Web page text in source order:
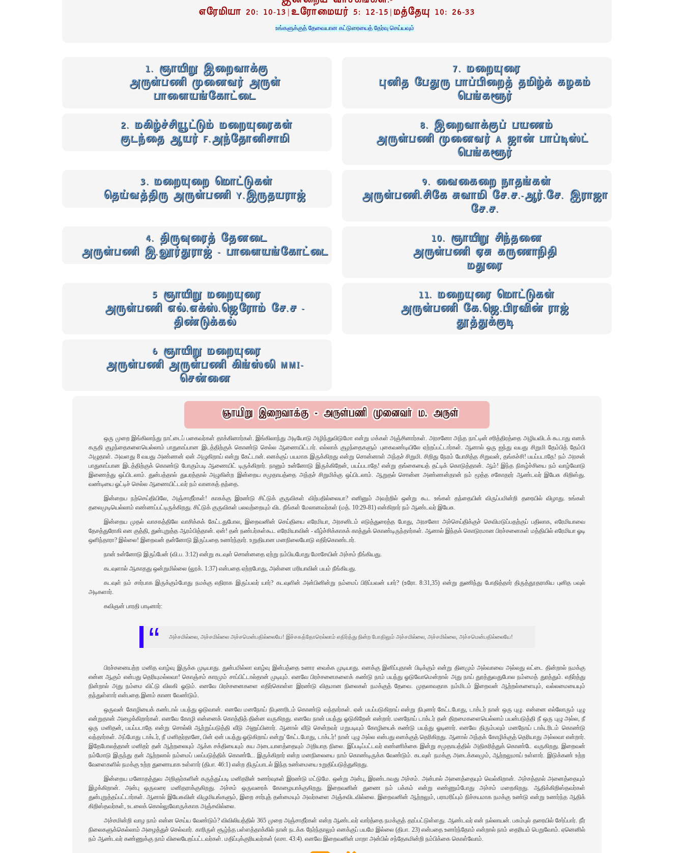
எரேமியா 20: 10-13|உரோமையர் 5: 12-15|மத்தேயு 10: 26-33
உங்களுக்குத் தேவையான கட்டுரையைத் தேர்வு செய்யவும்
1. ஞாயிறு இறைவாக்கு
அருள்பணி முனைவர் அருள்
பாளையங்கோட்டை
7. மறையுரை
புனித பேதுரு பாப்பிறைத்‌ தமிழ்க்‌ கழகம்‌
பெங்களூர்
2. மகிழ்ச்சியூட்டும் மறையுரைகள்
குடந்தை ஆயர் F.அந்தோனிசாமி
8. இறைவாக்குப் பயணம்
அருள்பணி முனைவர் A ஜான் பாப்டிஸ்ட் ‌
பெங்களூர்
3. மறையுறை மொட்டுகள்
தெய்வத்திரு அருள்பணி Y.இருதயராஜ்
9. வைகைறை நாதங்கள்
அருள்பணி.சிகே சுவாமி சே.ச.-ஆர்.சே. இராஜா
சே.ச.
4. திருவுரைத் தேனடை
அருள்பணி இ.லூர்துராஜ் - பாளையங்கோட்டை
10. ஞாயிறு சிந்தனை
அருள்பணி ஏசு கருணாநிதி
மதுரை
5 ஞாயிறு மறையுரை
அருள்பணி எல்.எக்ஸ்.ஜெரோம் சே.ச -
திண்டுக்கல்
11. மறையுரை மொட்டுகள்
அருள்பணி கே.ஜெ.பிரவின் ராஜ்
தூத்துக்குடி
6 ஞாயிறு மறையுரை
அருள்பணி அருள்பணி கிங்ஸ்லி MMI-
சென்னை
ஒரு முறை இங்கிலாந்து நாட்டைப்‌ பகைவர்கள்‌ தாக்கினார்கள்‌. இங்கிலாந்து அடியோடு அழிந்துவிடுமோ என்று மக்கள்‌ அஞ்சினார்கள்‌. அரசனோ அந்த நாட்டின்‌ சரித்திரத்தை அழியவிடக்‌ கூடாது எனக்‌
கருதி குழந்தைகளையெல்லாம்‌ பாதுகாப்பான இடத்திற்குக்‌ கொண்டு செல்ல ஆணையிட்டார்‌. எல்லாக்‌ குழந்தைகளும்‌ புகைவண்டியிலே ஏற்றப்பட்டார்கள்‌. ஆனால்‌ ஒரு ஐந்து வயது சிறுமி தேம்பித்‌ தேம்பி
அழுதாள்‌. அவளது 8 வயது அண்ணன்‌ ஏன்‌ அழுகிறாய்‌ என்று கேட்டான்‌. எனக்குப்‌ பயமாக இருக்கிறது என்று சொன்னாள்‌ அந்தச்‌ சிறுமி. சிறிது நேரம்‌ யோசித்த சிறுவன்‌, தங்கச்சி! பயப்படாதே! நம்‌ அரசன்‌
பாதுகாப்பான இடத்திற்குக்‌ கொண்டு போகும்படி ஆணையிட்‌ டிருக்கிறார்‌. நானும்‌ உன்னோடு இருக்கிறேன்‌, பயப்படாதே! என்று தங்கையைத்‌ தட்டிக்‌ கொடுத்தான்‌. ஆம்‌! இந்த நிகழ்ச்சியை நம்‌ வாழ்வோடு
இணைத்து ஒப்பிடலாம்‌. துன்பத்தால்‌ துயரத்தால்‌ அழுகின்ற இன்றைய சமுதாயத்தை அந்தச்‌ சிறுமிக்கு ஒப்பிடலாம்‌. ஆறுதல்‌ சொன்ன அண்ணன்தான்‌ நம்‌ மூத்த சகோதரர்‌ ஆண்டவர்‌ இயேசு கிறிஸ்து.
வண்டியை ஓட்டிச்‌ செல்ல ஆணையிட்டவர்‌ நம்‌ வானகத்‌ தந்தை.
இன்றைய நற்செய்தியிலே, அஞ்சாதீர்கள்‌! காசுக்கு இரண்டு சிட்டுக்‌ குருவிகள்‌ விற்பதில்லையா? எனினும்‌ அவற்றில்‌ ஒன்று கூட உங்கள்‌ தந்தையின்‌ விருப்பமின்றி தரையில்‌ விழாது. உங்கள்‌
தலைமுடியெல்லாம்‌ எண்ணப்பட்டிருக்கிறது. சிட்டுக்‌ குருவிகள்‌ பலவற்றையும்‌ விட நீங்கள்‌ மேலானவர்கள்‌ (மத்‌. 10:29-81) என்கிறார்‌ நம்‌ ஆண்டவர்‌ இயேசு.
இன்றைய முதல்‌ வாசகத்திலே வாசிக்கக்‌ கேட்டதுபோல, இறைவனின்‌ செய்தியை எரேமியா, அரசனிடம்‌ எடுத்துரைத்த போது, அரசனோ அச்செய்திக்குச்‌ செவிமடுப்பதற்குப்‌ பதிலாக, எரேமியாவை
தேசத்துரோகி என குத்தி, துன்புறுத்த ஆரம்பித்தான்‌. ஏன்‌! தன்‌ நண்பர்கள்கூட எரேமியாவின்‌ - வீழ்ச்சிக்காகக்‌ காத்துக்‌ கொண்டிருந்தார்கள்‌. ஆனால்‌ இந்தக்‌ கொடுரமான பிரச்சனைகள்‌ மத்தியில்‌ எரேமியா ஓடி
ஒளிந்தாரா? இல்லை! இறைவன்‌ தன்னோடு இருப்பதை உணர்ந்தார்‌. உறுதியான மனநிலையோடு எதிர்கொண்டார்‌.
நான்‌ உன்னோடு இருப்பேன்‌ (வி.ப. 3:12) என்று கடவுள்‌ சொன்னதை ஏற்று நம்பியபோது மோசேயின்‌ அச்சம்‌ நீங்கியது.
கடவுளால்‌ ஆகாதது ஒன்றுமில்லை (லூக்‌. 1:37) என்பதை ஏற்றபோது, அன்னை மரியாவின்‌ பயம்‌ நீங்கியது.
கடவுள்‌ நம்‌ சார்பாக இருக்கும்போது நமக்கு எதிராக இருப்பவர்‌ யார்‌? கடவுளின்‌ அன்பினின்று நம்மைப்‌ பிரிப்பவன்‌ யார்‌? (உரோ. 8:31,35) என்று துணிந்து போதித்தார்‌ திருத்தூதராகிய புனித பவுல்‌
அடிகளார்‌.
கவிஞன்‌ பாரதி பாடினார்‌:
அச்சமில்லை, அச்சமில்லை அச்சமென்பதில்லையே! இச்சகத்தோரெல்லாம்‌ எதிர்த்து நின்ற போதிலும்‌ அச்சமில்லை, அச்சமில்லை, அச்சமென்பதில்லையே!
பிரச்சனையற்ற மனித வாழ்வு இருக்க முடியாது. துன்பமில்லா வாழ்வு இன்பத்தை உணர வைக்க முடியாது. எனக்கு இனிப்புதான்‌ பிடிக்கும்‌ என்று தினமும்‌ அல்வாவை அல்லது லட்டை தின்றால்‌ நமக்கு
என்ன ஆகும்‌ என்பது தெரியுமல்லவா! கொஞ்சம்‌ காரமும்‌ சாப்பிட்டால்தான்‌ முடியும்‌. எனவே பிரச்சனைகளைக்‌ கண்டு நாம்‌ பயந்து ஓடுவோமென்றால்‌ அது நாய்‌ துரத்துவதுபோல நம்மைத்‌ துரத்தும்‌. எதிர்த்து
நின்றால்‌ அது நம்மை விட்டு விலகி ஓடும்‌. எனவே பிரச்சனைகளை எதிர்கொள்ள இரண்டு விதமான நிலைகள்‌ நமக்குத்‌ தேவை. முதலாவதாக நம்மிடம்‌ இறைவன்‌ ஆற்றல்களையும்‌, வல்லமையையும்‌
தந்துள்ளார்‌ என்பதை இனம்‌ காண வேண்டும்‌.
ஒருவன்‌ கோழியைக்‌ கண்டால்‌ பயந்து ஓடுவான்‌. எனவே மனநோய்‌ நிபுணரிடம்‌ கொண்டு வந்தார்கள்‌. ஏன்‌ பயப்படுகிறாய்‌ என்று நிபுணர்‌ கேட்டபோது, டாக்டர்‌ நான்‌ ஒரு புழு. என்னை எல்லோரும்‌ புழு
என்றுதான்‌ அழைக்கிறார்கள்‌. எனவே கோழி என்னைக்‌ கொத்தித்‌ தின்ன வருகிறது. எனவே நான்‌ பயந்து ஓடுகிறேன்‌ என்றார்‌. மனநோய்‌ டாக்டர்‌ தன்‌ திறமைகளையெல்லாம்‌ பயன்படுத்தி நீ ஒரு புழு அல்ல, நீ
ஒரு மனிதன்‌, பயப்படாதே என்று சொல்லி ஆற்றுப்படுத்தி வீடு அனுப்பினார்‌. ஆனால்‌ வீடு சென்றவர்‌ மறுபடியும்‌ கோழியைக்‌ கண்டு பயந்து ஓடினார்‌. எனவே திரும்பவும்‌ மனநோய்‌ டாக்டரிடம்‌ கொண்டு
வந்தார்கள்‌. அப்போது டாக்டர்‌, நீ மனிதர்தானே, பின்‌ ஏன்‌ பயந்து ஓடுகிறாய்‌ என்று' கேட்டபோது, டாக்டர்‌! நான்‌ புழு அல்ல என்பது எனக்குத்‌ தெரிகிறது. ஆனால்‌ அந்தக்‌ கோழிக்குத்‌ தெரியாது அல்லவா என்றார்‌.
இதேபோலத்தான்‌ மனிதர்‌ தன்‌ ஆற்றலையும்‌ ஆக்க சக்தியையும்‌ சுய அடையாளத்தையும்‌ அறியாத நிலை. இப்படிப்பட்டவர்‌ எண்ணிக்கை இன்று சமுதாயத்தில்‌ அதிகரித்துக்‌ கொண்டே வருகிறது. இறைவன்‌
நம்மோடு இருந்து தன்‌ ஆற்றலால்‌ நம்மைப்‌ பலப்படுத்திக்‌ கொண்டே. இருக்கிறார்‌ என்ற மனநிலையை நாம்‌ கொண்டிருக்க வேண்டும்‌. கடவுள்‌ நமக்கு அடைக்கலமும்‌, ஆற்றலுமாய்‌ உள்ளார்‌. இடுக்கண்‌ உற்ற
வேளைகளில்‌ நமக்கு உற்ற துணையாக உள்ளார்‌ (திபா. 46:1) என்ற திருப்பாடல்‌ இந்த உண்மையை உறுதிப்படுத்துகிறது.
இன்றைய மனோதத்துவ அறிஞர்களின்‌ கருத்துப்படி மனிதரின்‌ உணர்வுகள்‌ இரண்டு மட்டுமே. ஒன்று அன்பு, இரண்டாவது அச்சம்‌. அன்பால்‌ அனைத்தையும்‌ வெல்கிறான்‌. அச்சத்தால்‌ அனைத்தையும்‌
இழக்கிறான்‌. அன்பு ஒருவரை மனிதராக்குகிறது. அச்சம்‌ ஒருவரைக்‌ கோழையாக்குகிறது. இறைவனின்‌ துணை நம்‌ பக்கம்‌ என்று எண்ணும்போது அச்சம்‌ மறைகிறது. ஆதிக்கிறிஸ்தவர்கள்‌
துன்புறுத்தப்பட்டார்கள்‌. ஆனால்‌ இயேசுவின்‌ விழுமியங்களும்‌, இறை சார்புத்‌ தன்மையும்‌ அவர்களை அஞ்சவிடவில்லை. இறைவனின்‌ ஆற்றலும்‌, பராமரிப்பும்‌ நிச்சயமாக நமக்கு உண்டு என்று உணர்ந்த ஆதிக்‌
கிறிஸ்தவர்கள்‌, உடலைக்‌ கொல்லுவோருக்காக அஞ்சவில்லை.
அச்சமின்றி வாழ நாம்‌ என்ன செய்ய வேண்டும்‌? விவிலியத்தில்‌ 365 முறை அஞ்சாதீர்கள்‌ என்ற ஆண்டவர்‌ வார்த்தை நமக்குத்‌ தரப்பட்டுள்ளது. ஆண்டவர்‌ என்‌ நல்லாயன்‌. பசும்புல்‌ தரையில்‌ சேர்ப்பார்‌. நீர்‌
நிலைகளுக்கெல்லாம்‌ அழைத்துச்‌ செல்வார்‌. காரிருள்‌ சூழ்ந்த பள்ளத்தாக்கில்‌ நான்‌ நடக்க நேர்ந்தாலும்‌ எனக்குப்‌ பயமே இல்லை (திபா. 23) என்பதை உணர்ந்தோம்‌ என்றால்‌ நாம்‌ தைரியம்‌ பெறுவோம்‌. ஏனெனில்‌
நம்‌ ஆண்டவர்‌ கண்ணுக்கு நாம்‌ விலையேறப்பட்டவர்கள்‌. மதிப்புக்குரியவர்கள்‌ (எசா. 43:4). எனவே இறைவனின்‌ மாறா அன்பில்‌ சந்தேகமின்றி நம்பிக்கை கொள்வோம்‌.